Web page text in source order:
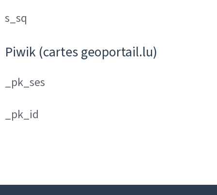
s_sq
Piwik (cartes geoportail.lu)
_pk_ses
_pk_id